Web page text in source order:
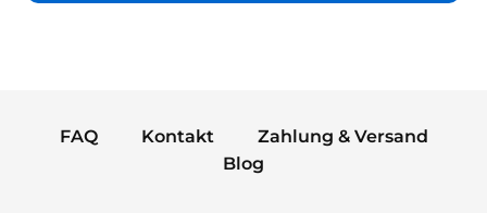
FAQ Kontakt
Zahlung & Versand
Blog